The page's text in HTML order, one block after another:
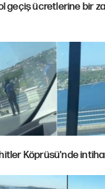
geçiş ücretlerine bir
Köprüsü'nde